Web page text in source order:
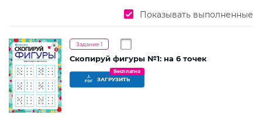
Показывать выполненные
Задание 1
Скопируй фигуры №1: на 6 точек
ЗАГРУЗИТЬ
Бесплатно